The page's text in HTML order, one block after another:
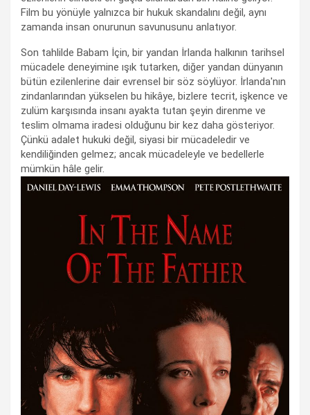
Film bu yönüyle yalnızca bir hukuk skandalını değil, aynı
zamanda insan onurunun savunusunu anlatıyor.
Son tahlilde Babam İçin, bir yandan İrlanda halkının tarihsel
mücadele deneyimine ışık tutarken, diğer yandan dünyanın
bütün ezilenlerine dair evrensel bir söz söylüyor. İrlanda'nın
zindanlarından yükselen bu hikâye, bizlere tecrit, işkence ve
zulüm karşısında insanı ayakta tutan şeyin direnme ve
teslim olmama iradesi olduğunu bir kez daha gösteriyor.
Çünkü adalet hukuki değil, siyasi bir mücadeledir ve
kendiliğinden gelmez; ancak mücadeleyle ve bedellerle
mümkün hâle gelir.